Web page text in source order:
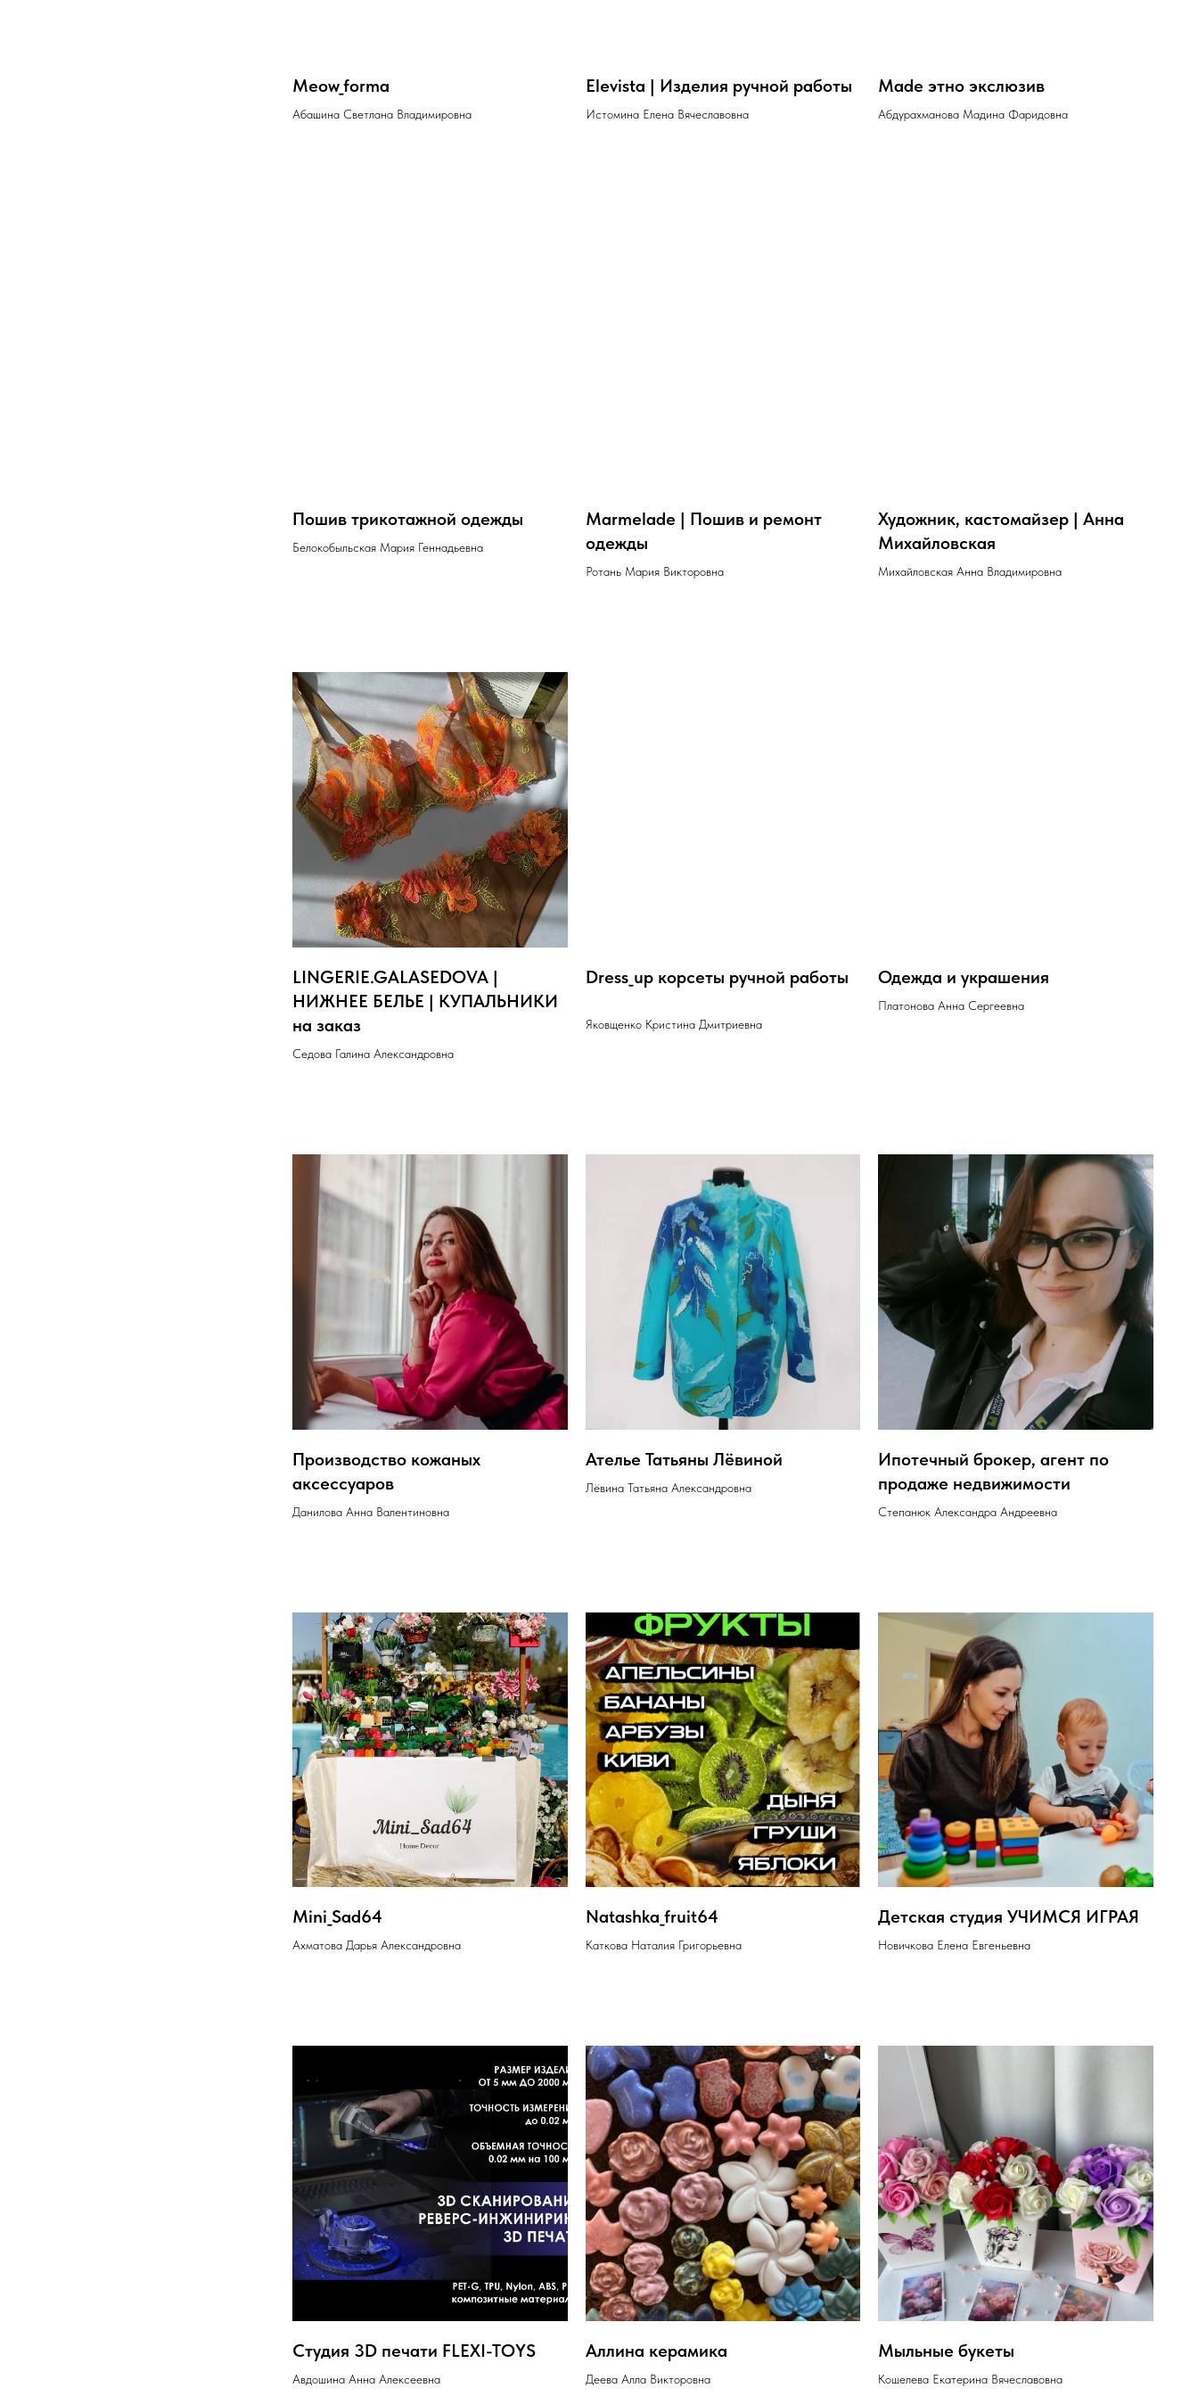
Meow_forma
Абашина Светлана Владимировна
Elevista | Изделия ручной работы
Истомина Елена Вячеславовна
Маdе этно экслюзив
Абдурахманова Мадина Фаридовна
Пошив трикотажной одежды
Белокобыльская Мария Геннадьевна
Marmelade | Пошив и ремонт
одежды
Ротань Мария Викторовна
Художник, кастомайзер | Анна
Михайловская
Михайловская Анна Владимировна
LINGERIE.GALASEDOVA |
НИЖНЕЕ БЕЛЬЕ | КУПАЛЬНИКИ
на заказ
Седова Галина Александровна
Dress_up корсеты ручной работы
Яковщенко Кристина Дмитриевна
Одежда и украшения
Платонова Анна Сергеевна
Производство кожаных
аксессуаров
Данилова Анна Валентиновна
Ателье Татьяны Лёвиной
Лёвина Татьяна Александровна
Ипотечный брокер, агент по
продаже недвижимости
Степанюк Александра Андреевна
Mini_Sad64
Ахматова Дарья Александровна
Natashka_fruit64
Каткова Наталия Григорьевна
Детская студия УЧИМСЯ ИГРАЯ
Новичкова Елена Евгеньевна
Студия 3D печати FLEXI-TOYS
Авдошина Анна Алексеевна
Аллина керамика
Деева Алла Викторовна
Мыльные букеты
Кошелева Екатерина Вячеславовна